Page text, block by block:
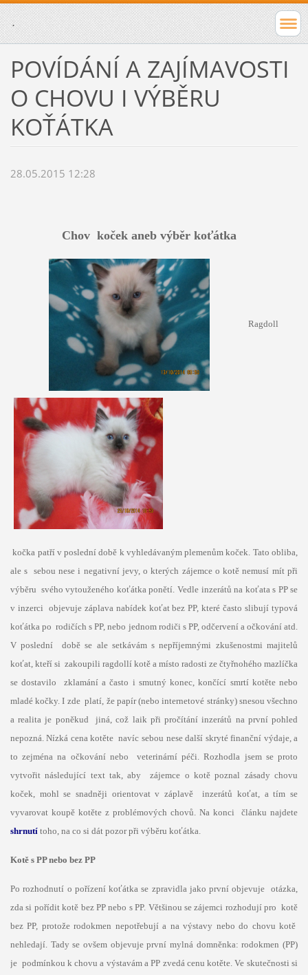
.
POVÍDÁNÍ A ZAJÍMAVOSTI
O CHOVU I VÝBĚRU
KOŤÁTKA
28.05.2015 12:28
Chov koček aneb výběr koťátka
Ragdoll
kočka patří v poslední době k vyhledávaným plemenům koček. Tato obliba,
ale s sebou nese i negativní jevy, o kterých zájemce o kotě nemusí mít při
výběru svého vytouženého koťátka ponětí. Vedle inzerátů na koťata s PP se
v inzerci objevuje záplava nabídek koťat bez PP, které často slibují typová
koťátka po rodičích s PP, nebo jednom rodiči s PP, odčervení a očkování atd.
V poslední době se ale setkávám s nepříjemnými zkušenostmi majitelů
koťat, kteří si zakoupili ragdollí kotě a místo radosti ze čtyřnohého mazlíčka
se dostavilo zklamání a často i smutný konec, končící smrtí kotěte nebo
mladé kočky. I zde platí, že papír (nebo internetové stránky) snesou všechno
a realita je poněkud jiná, což laik při pročítání inzerátů na první pohled
nepozná. Nízká cena kotěte navíc sebou nese další skryté finanční výdaje, a
to zejména na očkování nebo veterinární péči. Rozhodla jsem se proto
vytvořit následující text tak, aby zájemce o kotě poznal zásady chovu
koček, mohl se snadněji orientovat v záplavě inzerátů koťat, a tím se
vyvarovat koupě kotěte z problémových chovů. Na konci článku najdete
shrnutítoho, na co si dát pozor při výběru koťátka.
Kotě s PP nebo bez PP
Po rozhodnutí o pořízení koťátka se zpravidla jako první objevuje otázka,
zda si pořídit kotě bez PP nebo s PP. Většinou se zájemci rozhodují pro kotě
bez PP, protože rodokmen nepotřebují a na výstavy nebo do chovu kotě
nehledají. Tady se ovšem objevuje první mylná domněnka: rodokmen (PP)
je podmínkou k chovu a výstavám a PP zvedá cenu kotěte. Ve skutečnosti si